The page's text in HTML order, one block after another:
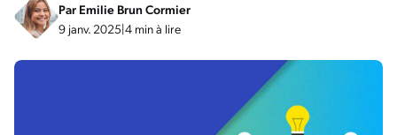
Par Emilie Brun Cormier
9 janv. 2025|4 min à lire